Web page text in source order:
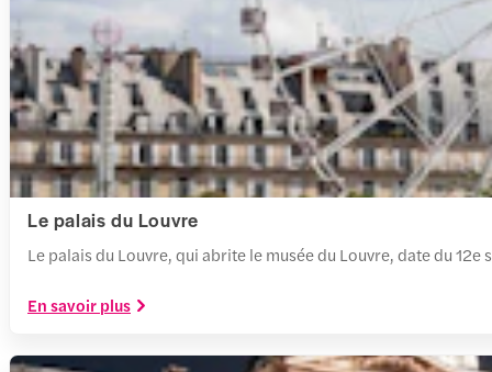
Le palais du Louvre
Le palais du Louvre, qui abrite le musée du Louvre, date du
En savoir plus